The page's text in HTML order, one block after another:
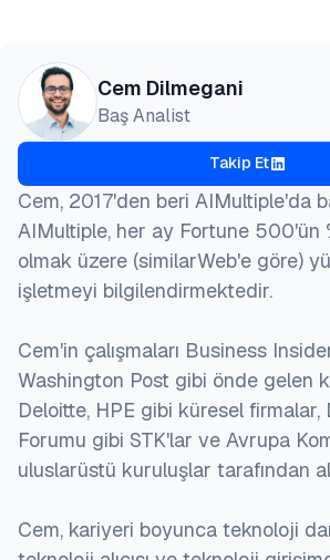
@misc{dilmegani2026,
  author = {Dilmegani, Cem},
title  = {{En İyi Dönen
  year   = {2026},
howpublished    =
note   = {AIMultiple. Erişim
}
Cem Dilmegani
Baş Analist
Takip Et
Cem, 2017'den beri AIMultiple'da
AIMultiple, her ay Fortune 500'ün
olmak üzere (similarWeb'e göre)
işletmeyi bilgilendirmektedir.
Cem'in çalışmaları Business
Washington Post gibi önde gelen
Deloitte, HPE gibi küresel firmalar,
Forumu gibi STK'lar ve Avrupa
uluslarüstü kuruluşlar tarafından
Cem, kariyeri boyunca teknoloji